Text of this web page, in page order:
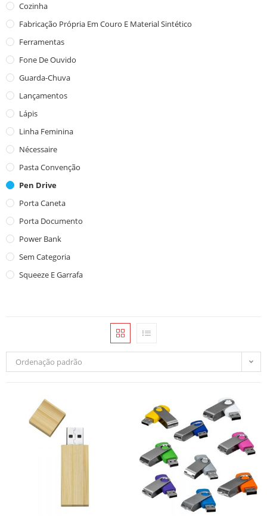
Cozinha
Fabricação Própria Em Couro E Material Sintético
Ferramentas
Fone De Ouvido
Guarda-Chuva
Lançamentos
Lápis
Linha Feminina
Nécessaire
Pasta Convenção
Pen Drive
Porta Caneta
Porta Documento
Power Bank
Sem Categoria
Squeeze E Garrafa
Ordenação padrão